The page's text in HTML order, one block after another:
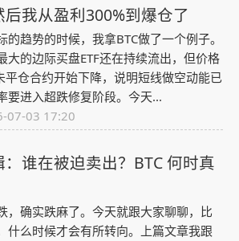
我从盈利300%到爆仓了
的趋势的时候，我拿BTC做了一个例子。
大的边际买盘ETF还在持续流出，但价格
平仓合约开始下降，说明短线做空动能已
要进入超跌修复阶段。今天...
07-03 17:20
谁在被迫卖出？BTC 何时真
，确实跌麻了。今天就跟大家聊聊，比
什么时候才会有所转向。上篇文章我跟